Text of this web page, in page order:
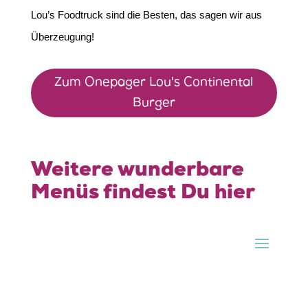
Lou’s Foodtruck sind die Besten, das sagen wir aus
Überzeugung!
Zum Onepager Lou's Continental
Burger
Weitere wunderbare
Menüs findest Du hier